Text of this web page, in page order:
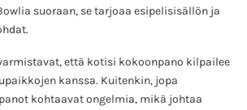
suoraan, se tarjoaa esipelisisällön ja
että kotisi kokoonpano kilpailee
kanssa. Kuitenkin, jopa
kohtaavat ongelmia, mikä johtaa